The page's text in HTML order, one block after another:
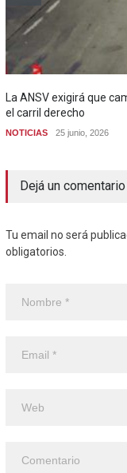
La ANSV exigirá que
el carril derecho
NOTICIAS 25 junio, 2026
Dejá un comentario
Tu email no será
obligatorios.